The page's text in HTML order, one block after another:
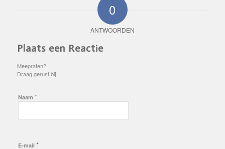
0
ANTWOORDEN
Plaats een Reactie
Meepraten?
Draag gerust bij!
Naam *
E-mail *